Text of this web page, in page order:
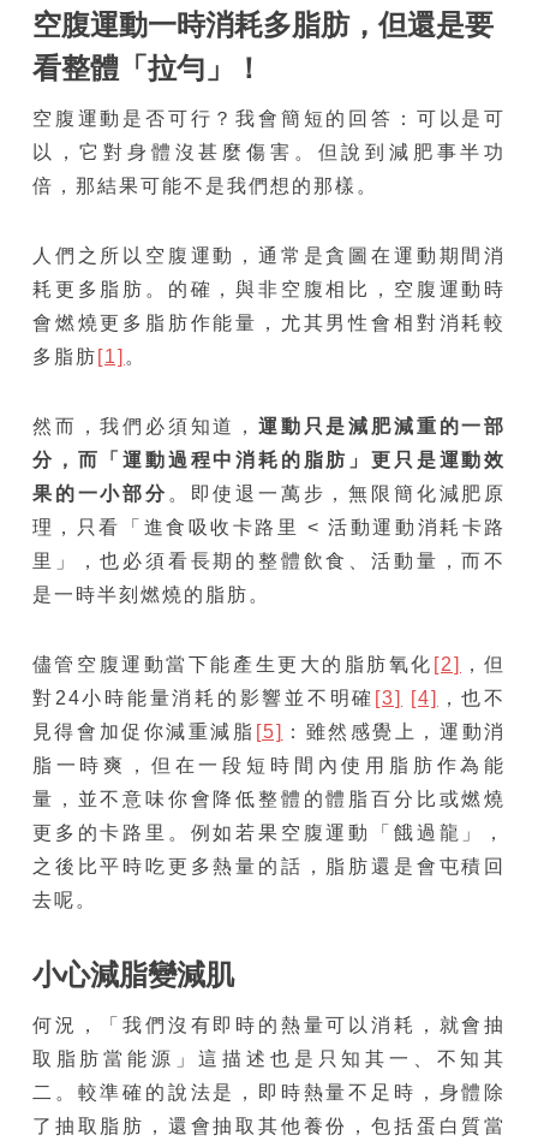
空腹運動一時消耗多脂肪，但還是要
看整體「拉勻」！
空腹運動是否可行？我會簡短的回答：可以是可
以，它對身體沒甚麼傷害。但說到減肥事半功
倍，那結果可能不是我們想的那樣。
人們之所以空腹運動，通常是貪圖在運動期間消
耗更多脂肪。的確，與非空腹相比，空腹運動時
會燃燒更多脂肪作能量，尤其男性會相對消耗較
多脂肪 [1] 。
然而，我們必須知道， 運動只是減肥減重的一部
分，而「運動過程中消耗的脂肪」更只是運動效
果的一小部分 。即使退一萬步，無限簡化減肥原
理，只看「進食吸收卡路里 < 活動運動消耗卡路
里」，也必須看長期的整體飲食、活動量，而不
是一時半刻燃燒的脂肪。
儘管空腹運動當下能產生更大的脂肪氧化 [2]
，但
對24小時能量消耗的影響並不明確 [3] [4]
，也不
見得會加促你減重減脂 [5]
：雖然感覺上，運動消
脂一時爽，但在一段短時間內使用脂肪作為能
量，並不意味你會降低整體的體脂百分比或燃燒
更多的卡路里。例如若果空腹運動「餓過龍」，
之後比平時吃更多熱量的話，脂肪還是會屯積回
去呢。
小心減脂變減肌
何況，「我們沒有即時的熱量可以消耗，就會抽
取脂肪當能源」這描述也是只知其一、不知其
二。較準確的說法是，即時熱量不足時，身體除
了抽取脂肪，還會抽取其他養份，包括蛋白質當